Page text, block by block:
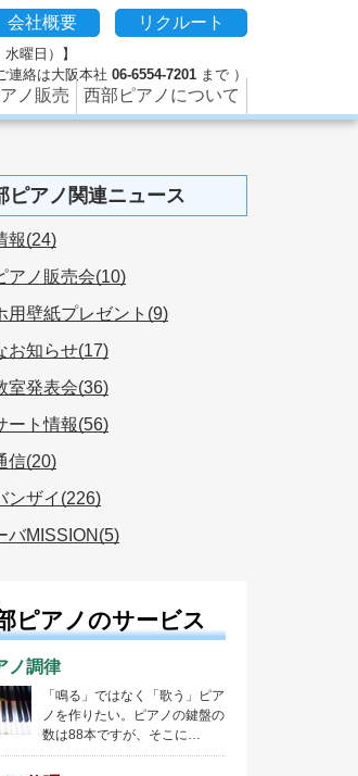
グ、防音などのピアノに関するさまざま
会社概要 リクルート
曜日）】
連絡は大阪本社 06-6554-7201 まで ）
ノ販売 西部ピアノについて
ピアノ関連ニュース
報(24)
アノ販売会(10)
用壁紙プレゼント(9)
お知らせ(17)
室発表会(36)
ート情報(56)
信(20)
ンザイ(226)
バMISSION(5)
ピアノのサービス
ノ調律
「鳴る」ではなく「歌う」ピア
ノを作りたい。ピアノの鍵盤の
数は88本ですが、そこに…